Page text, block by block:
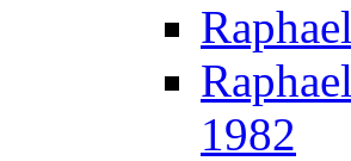
1982